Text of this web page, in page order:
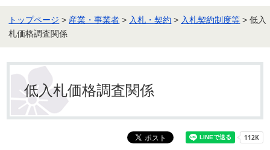
トップページ > 産業・事業者 > 入札・契約 > 入札契約制度等 > 低入
札価格調査関係
低入札価格調査関係